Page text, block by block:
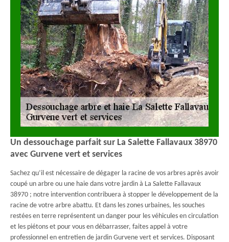
Un dessouchage parfait sur La Salette Fallavaux 38970
avec Gurvene vert et services
Sachez qu’il est nécessaire de dégager la racine de vos arbres après avoir
coupé un arbre ou une haie dans votre jardin à La Salette Fallavaux
38970 ; notre intervention contribuera à stopper le développement de la
racine de votre arbre abattu. Et dans les zones urbaines, les souches
restées en terre représentent un danger pour les véhicules en circulation
et les piétons et pour vous en débarrasser, faites appel à votre
professionnel en entretien de jardin Gurvene vert et services. Disposant